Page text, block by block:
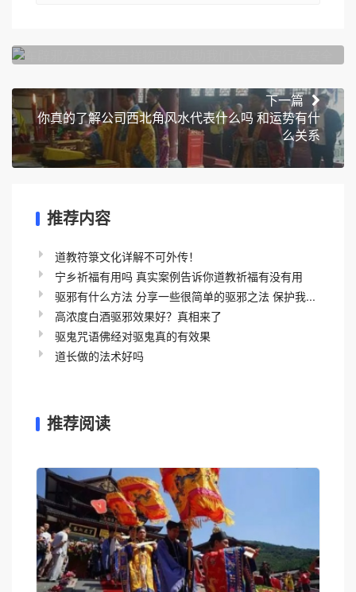
下一篇
你真的了解公司西北角风水代表什么吗 和运势有什
么关系
推荐内容
道教符箓文化详解不可外传！
宁乡祈福有用吗 真实案例告诉你道教祈福有没有用
驱邪有什么方法 分享一些很简单的驱邪之法 保护我...
高浓度白酒驱邪效果好？真相来了
驱鬼咒语佛经对驱鬼真的有效果
道长做的法术好吗
推荐阅读